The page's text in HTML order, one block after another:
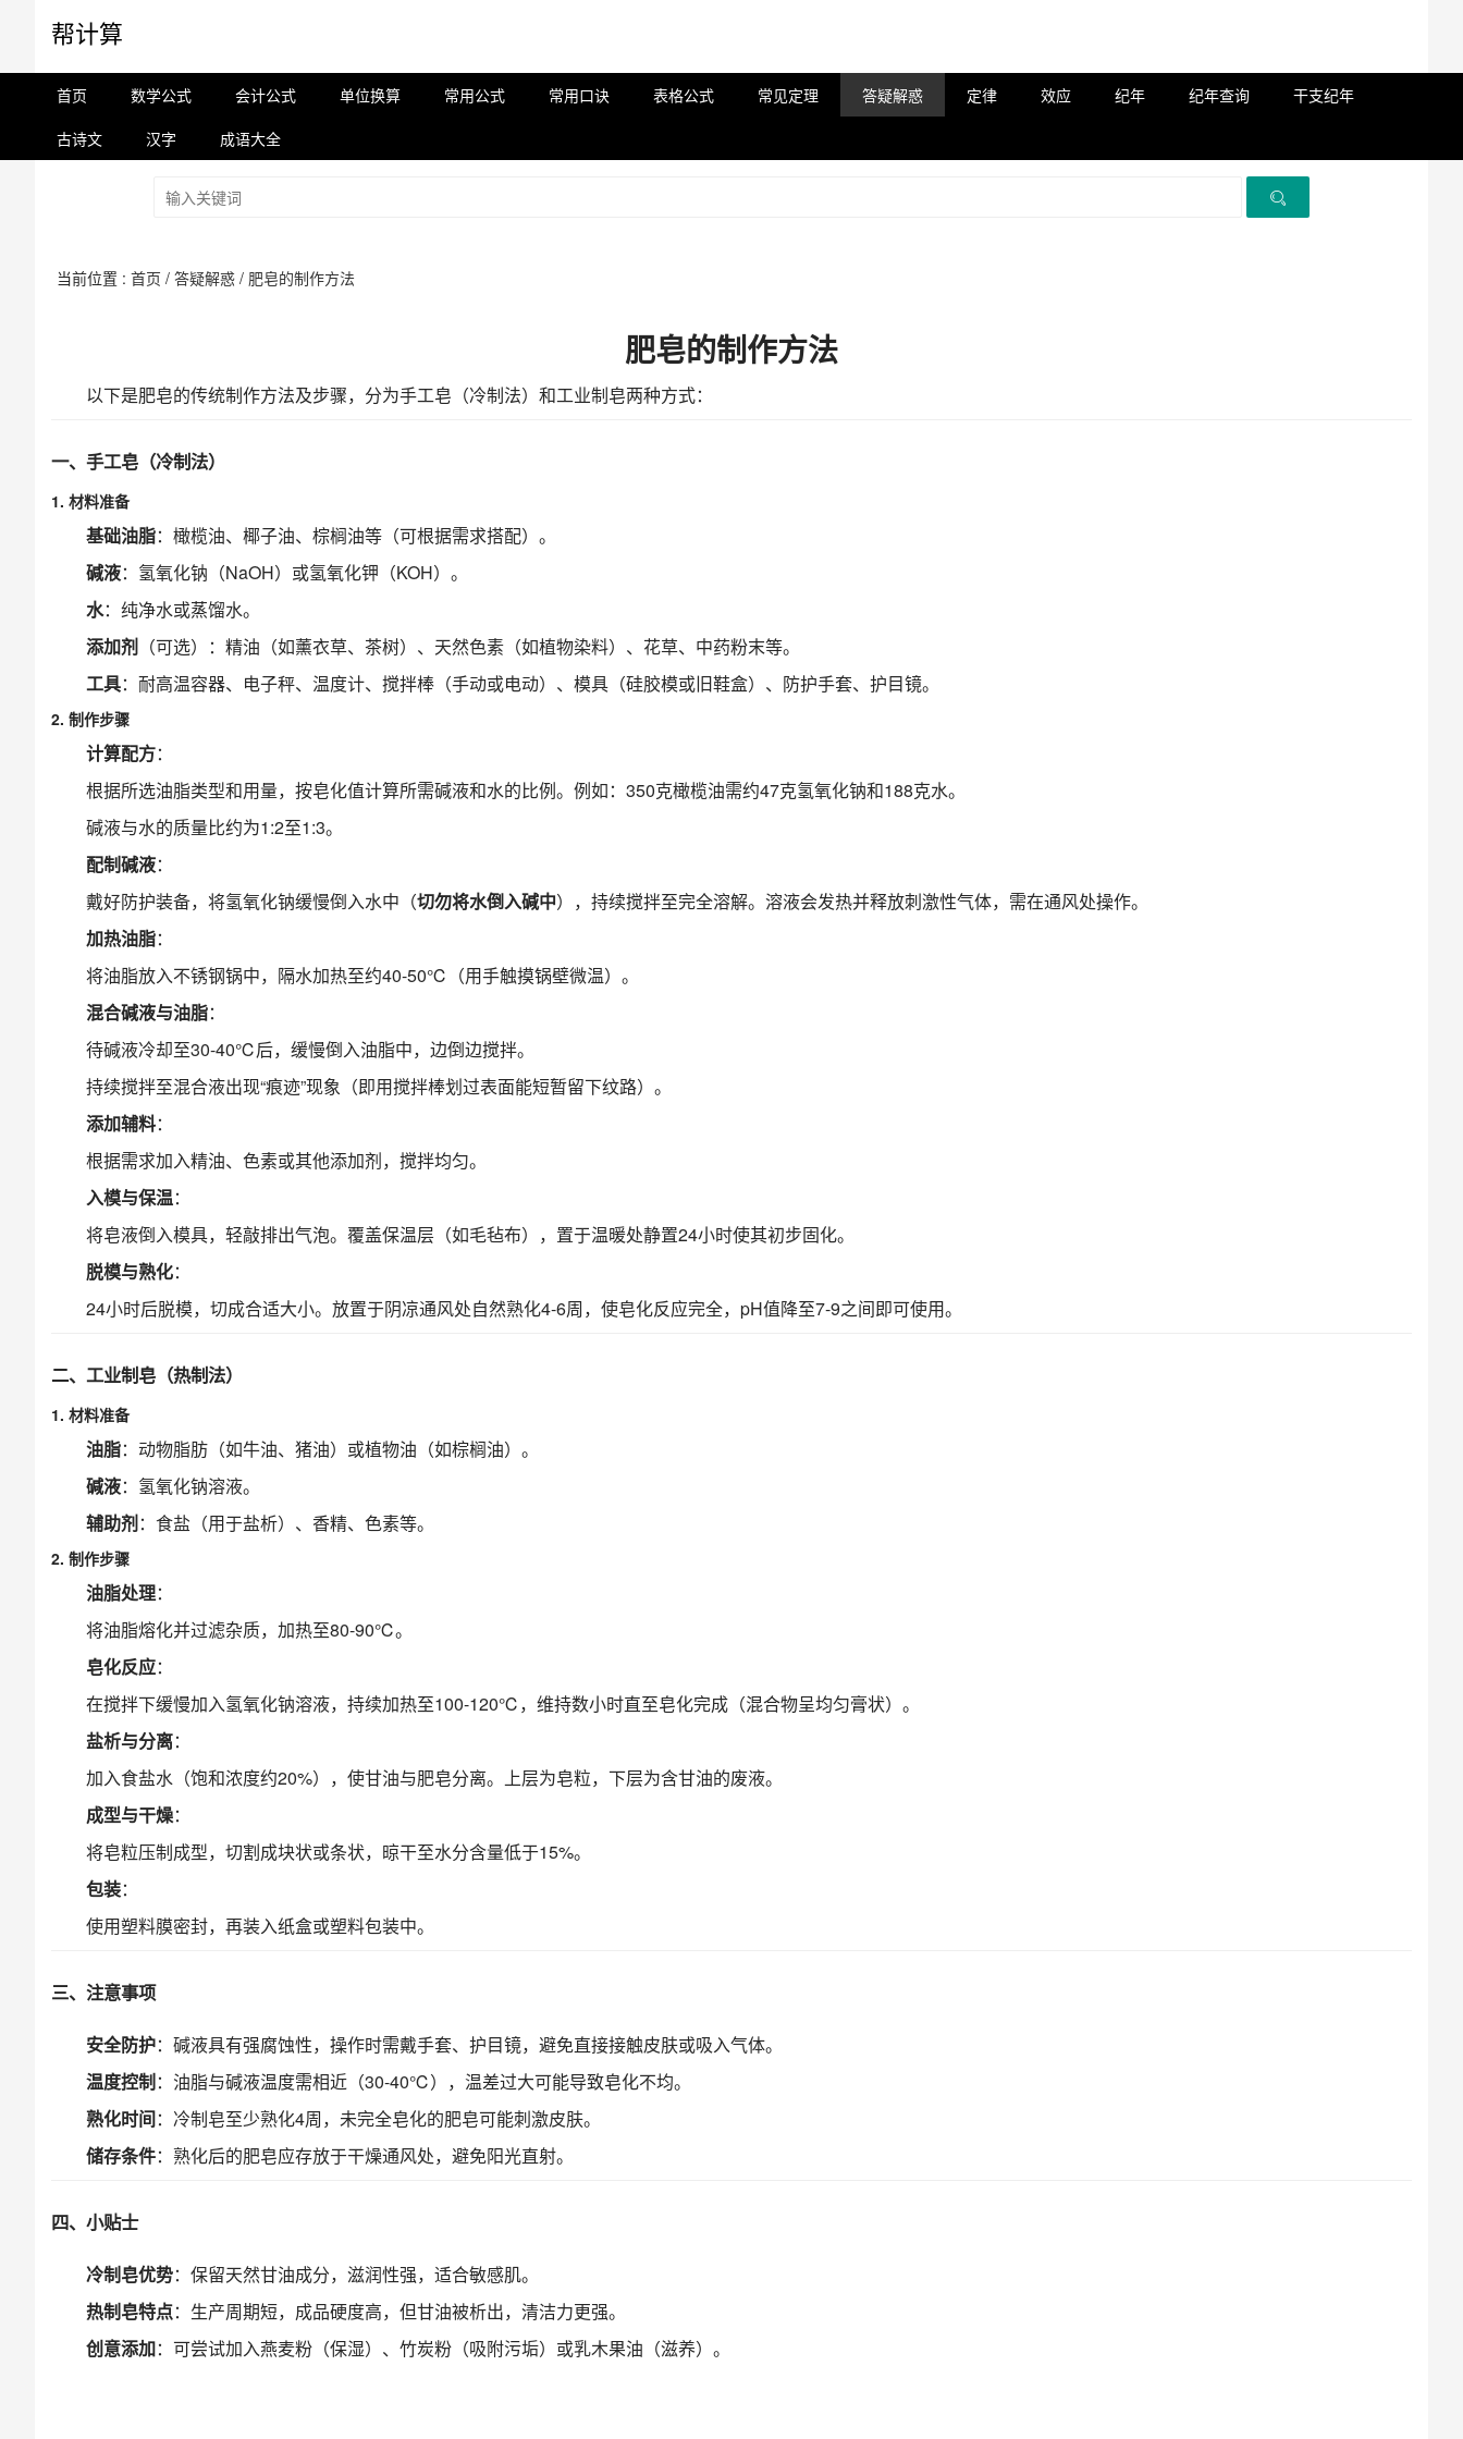
帮计算
首页 数学公式 会计公式 单位换算 常用公式 常用口诀 表格公式 常见定理 答疑解惑 定律 效应 纪年 纪年查询
干支纪年
古诗文
汉字 成语大全
当前位置 : 首页 / 答疑解惑 / 肥皂的制作方法
肥皂的制作方法
以下是肥皂的传统制作方法及步骤，分为手工皂（冷制法）和工业制皂两种方式：
一、手工皂（冷制法）
1. 材料准备
基础油脂：橄榄油、椰子油、棕榈油等（可根据需求搭配）。
碱液：氢氧化钠（NaOH）或氢氧化钾（KOH）。
水：纯净水或蒸馏水。
添加剂 （可选）：精油（如薰衣草、茶树）、天然色素（如植物染料）、花草、中药粉末等。
工具：耐高温容器、电子秤、温度计、搅拌棒（手动或电动）、模具（硅胶模或旧鞋盒）、防护手套、护目镜。
2. 制作步骤
计算配方：
根据所选油脂类型和用量，按皂化值计算所需碱液和水的比例。例如：350克橄榄油需约47克氢氧化钠和188克水。
碱液与水的质量比约为1:2至1:3。
配制碱液：
戴好防护装备，将氢氧化钠缓慢倒入水中（切勿将水倒入碱中），持续搅拌至完全溶解。溶液会发热并释放刺激性气体，需在通风处操作。
加热油脂：
将油脂放入不锈钢锅中，隔水加热至约40-50℃（用手触摸锅壁微温）。
混合碱液与油脂：
待碱液冷却至30-40℃后，缓慢倒入油脂中，边倒边搅拌。
持续搅拌至混合液出现“痕迹”现象（即用搅拌棒划过表面能短暂留下纹路）。
添加辅料：
根据需求加入精油、色素或其他添加剂，搅拌均匀。
入模与保温：
将皂液倒入模具，轻敲排出气泡。覆盖保温层（如毛毡布），置于温暖处静置24小时使其初步固化。
脱模与熟化：
24小时后脱模，切成合适大小。放置于阴凉通风处自然熟化4-6周，使皂化反应完全，pH值降至7-9之间即可使用。
二、工业制皂（热制法）
1. 材料准备
油脂：动物脂肪（如牛油、猪油）或植物油（如棕榈油）。
碱液：氢氧化钠溶液。
辅助剂：食盐（用于盐析）、香精、色素等。
2. 制作步骤
油脂处理：
将油脂熔化并过滤杂质，加热至80-90℃。
皂化反应：
在搅拌下缓慢加入氢氧化钠溶液，持续加热至100-120℃，维持数小时直至皂化完成（混合物呈均匀膏状）。
盐析与分离：
加入食盐水（饱和浓度约20%），使甘油与肥皂分离。上层为皂粒，下层为含甘油的废液。
成型与干燥：
将皂粒压制成型，切割成块状或条状，晾干至水分含量低于15%。
包装：
使用塑料膜密封，再装入纸盒或塑料包装中。
三、注意事项
安全防护：碱液具有强腐蚀性，操作时需戴手套、护目镜，避免直接接触皮肤或吸入气体。
温度控制：油脂与碱液温度需相近（30-40℃），温差过大可能导致皂化不均。
熟化时间：冷制皂至少熟化4周，未完全皂化的肥皂可能刺激皮肤。
储存条件：熟化后的肥皂应存放于干燥通风处，避免阳光直射。
四、小贴士
冷制皂优势：保留天然甘油成分，滋润性强，适合敏感肌。
热制皂特点：生产周期短，成品硬度高，但甘油被析出，清洁力更强。
创意添加：可尝试加入燕麦粉（保湿）、竹炭粉（吸附污垢）或乳木果油（滋养）。